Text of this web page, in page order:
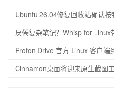
Ubuntu 26.04修复回收站确认
厌倦复杂笔记？Whisp for Linux
Proton Drive 官方 Linux 客户端
Cinnamon桌面将迎来原生截图